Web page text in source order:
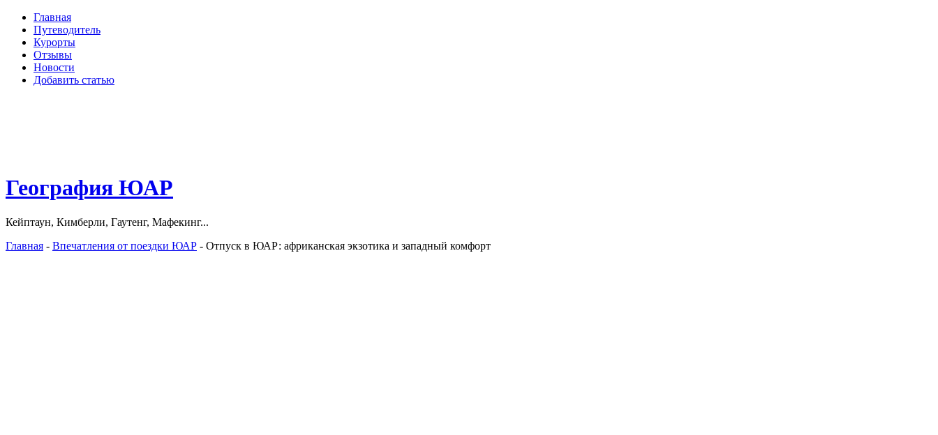
Главная
Путеводитель
Курорты
Отзывы
Новости
Добавить статью
География ЮАР
Кейптаун, Кимберли, Гаутенг, Мафекинг...
Главная - Впечатления от поездки ЮАР - Отпуск в ЮАР: африканская экзотика и западный комфорт